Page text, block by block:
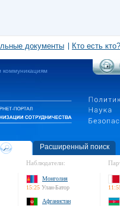
документы Кто есть кто?
коммуникациям
Расширенный поиск
Наблюдатели:
Монголия
15:25 Улан-Батор
Афганистан